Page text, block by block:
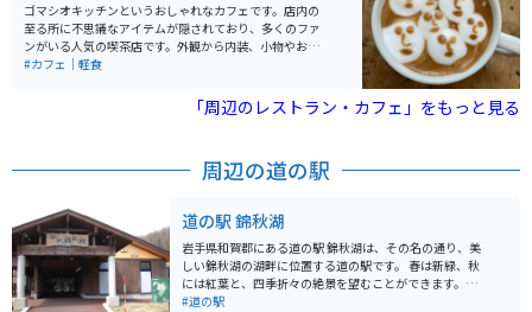
ゴマシオキッチンというおしゃれなカフェです。店内の
至る所に不思議なアイテムが隠されており、多くのファ
ンがいる人気の喫茶店です。外観から内装、小物やお食
事まで全てにこだわりがあるお店は、一度行ったら何度
テアートが楽しめるカフェラテは必見です。座席が少な
く、人気があるため、行かれる際には予約をしてから行
#カフェ｜軽食
「周辺のレストラン・カフェ」をもっと見る
周辺の道の駅
道の駅 錦秋湖
岩手県和賀郡にある道の駅 錦秋湖は、その名の通り、美
しい錦秋湖の湖畔に位置する道の駅です。 春は新緑、秋
には紅葉と、四季折々の絶景を望むことができます。特
に、湖面に映る逆さ紅葉は一見の価値ありです。道の駅
#道の駅